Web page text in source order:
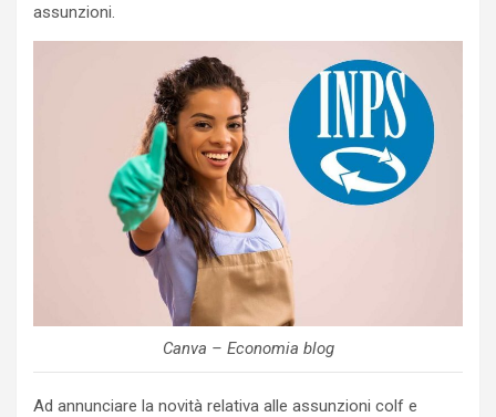
assunzioni.
Canva – Economia blog
Ad annunciare la novità relativa alle assunzioni colf e